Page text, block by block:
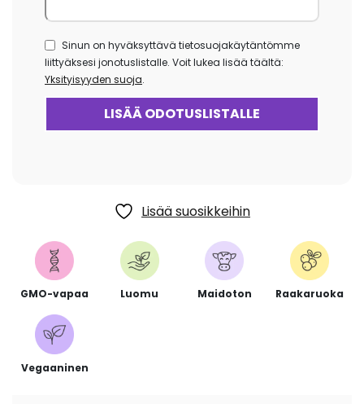
Sinun on hyväksyttävä tietosuojakäytäntömme
liittyäksesi jonotuslistalle. Voit lukea lisää täältä:
Yksityisyyden suoja.
Lisää suosikkeihin
GMO-vapaa Luomu Maidoton Raakaruoka
Vegaaninen